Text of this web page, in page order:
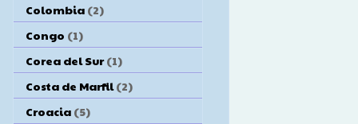
Colombia (2)
Congo (1)
Corea del Sur (1)
Costa de Marfil (2)
Croacia (5)